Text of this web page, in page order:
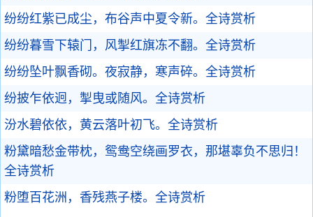
纷纷红紫已成尘，布谷声中夏令新。 全诗赏析
纷纷暮雪下辕门，风掣红旗冻不翻。 全诗赏析
纷纷坠叶飘香砌。夜寂静，寒声碎。 全诗赏析
纷披乍依迥，掣曳或随风。 全诗赏析
汾水碧依依，黄云落叶初飞。 全诗赏析
粉黛暗愁金带枕，鸳鸯空绕画罗衣，那堪辜负不思归！
全诗赏析
粉堕百花洲，香残燕子楼。 全诗赏析